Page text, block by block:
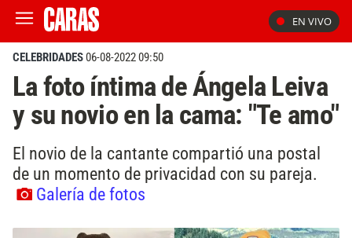
EN VIVO
CELEBRIDADES06-08-2022 09:50
La foto íntima de Ángela Leiva
y su novio en la cama: "Te amo"
El novio de la cantante compartió una postal
de un momento de privacidad con su pareja.
Galería de fotos